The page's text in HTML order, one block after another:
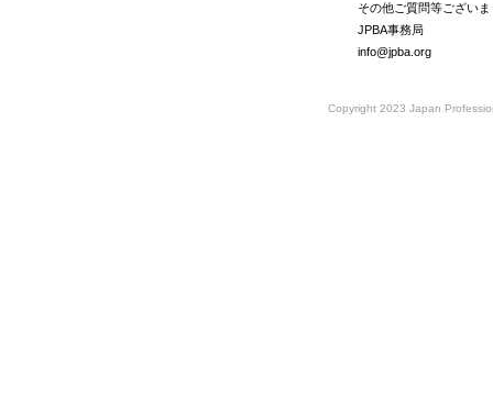
その他ご質問等ござい
JPBA事務局
info@jpba.org
Copyright 2023 Japan